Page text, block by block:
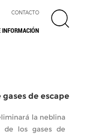
CONTACTO
INFORMACIÓN
de escape
la neblina
de los gases de